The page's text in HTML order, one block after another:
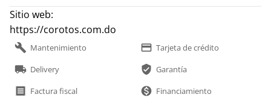
Sitio web:
https://corotos.com.do
build Mantenimiento payment Tarjeta de crédito
local_shipping Delivery verified_user Garantía
receipt Factura fiscal monetization_on Financiamiento